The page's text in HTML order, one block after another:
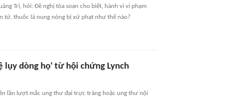
Trị, hỏi: Đề nghị tòa soạn cho biết, hành vi vi phạm
tử, thuốc lá nung nóng bị xử phạt như thế nào?
dòng họ' từ hội chứng Lynch
lần lượt mắc ung thư đại trực tràng hoặc ung thư nội